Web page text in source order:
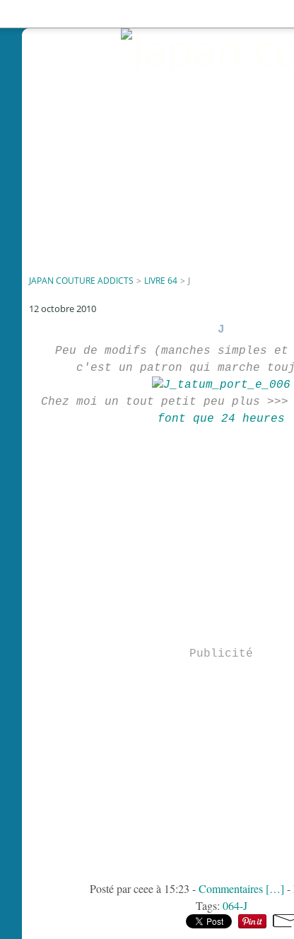
JAPAN COUTURE ADDICTS > LIVRE 64 > J
12 octobre 2010
J
Peu de modifs (manches simples
c'est un patron qui marche
Chez moi un tout petit peu plus >>>
font que 24 heures
Publicité
Posté par ceee à 15:23 -Commentaires […] -
Tags: 064-J